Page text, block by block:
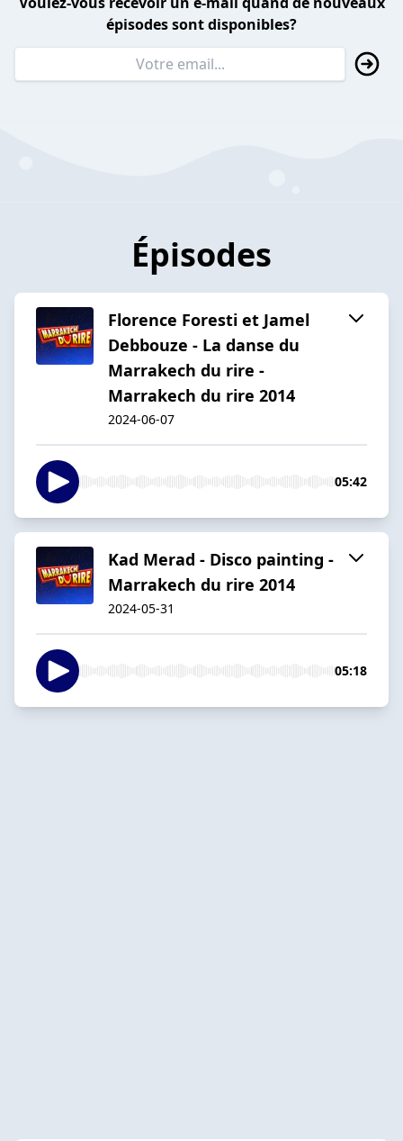
épisodes sont disponibles?
Épisodes
Florence Foresti et Jamel
Debbouze - La danse du
Marrakech du rire -
Marrakech du rire 2014
2024-06-07
05:42
Kad Merad - Disco painting -
Marrakech du rire 2014
2024-05-31
05:18